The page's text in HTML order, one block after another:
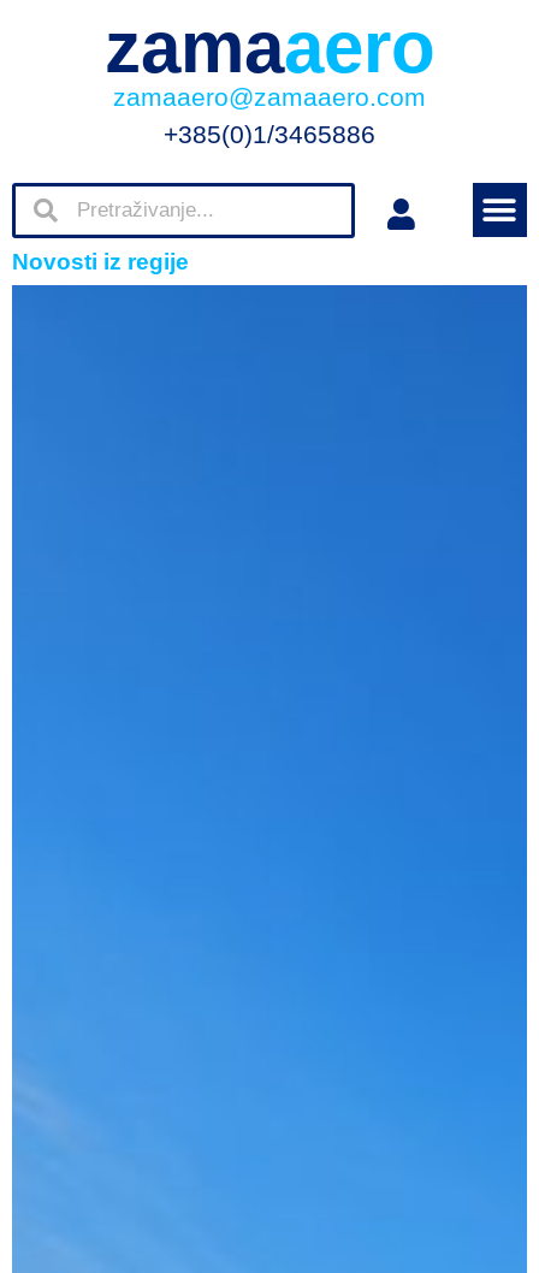
zamaaero
zamaaero@zamaaero.com
+385(0)1/3465886
Novosti iz regije